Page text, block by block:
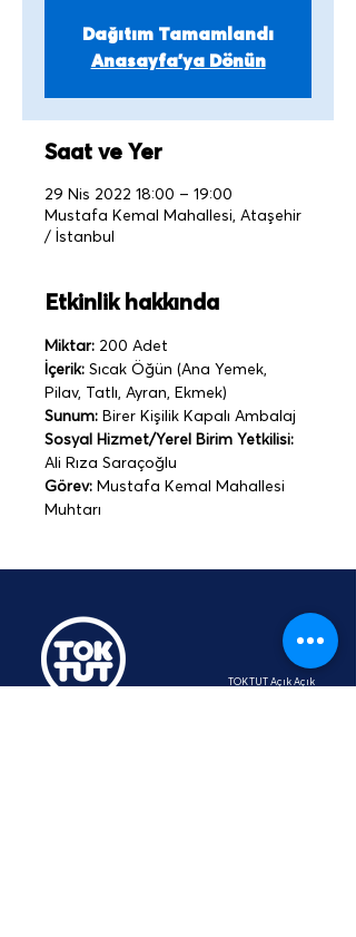
Dağıtım Tamamlandı
Anasayfa'ya Dönün
Saat ve Yer
29 Nis 2022 18:00 – 19:00
Mustafa Kemal Mahallesi, Ataşehir
/ İstanbul
Etkinlik hakkında
Miktar: 200 Adet
İçerik: Sıcak Öğün (Ana Yemek,
Pilav, Tatlı, Ayran, Ekmek)
Sunum: Birer Kişilik Kapalı Ambalaj
Sosyal Hizmet/Yerel Birim Yetkilisi:
Ali Rıza Saraçoğlu
Görev: Mustafa Kemal Mahallesi
Muhtarı
TOKTUT Açık Açık